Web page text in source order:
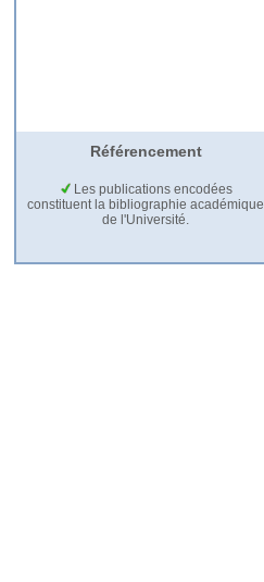
Référencement
Les publications encodées
constituent la bibliographie académique
de l'Université.